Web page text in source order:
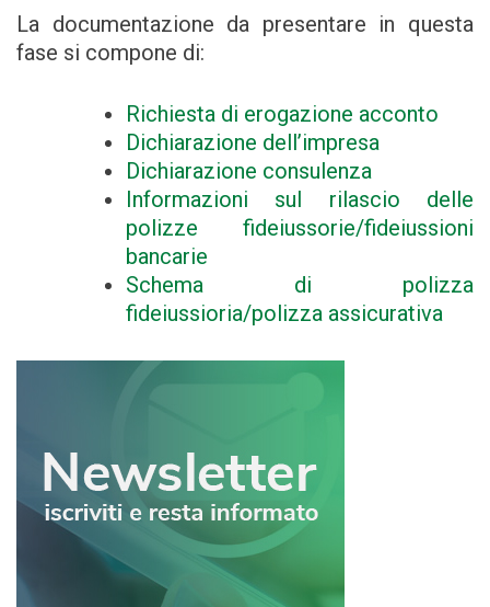
La documentazione da presentare in questa
fase si compone di:
Richiesta di erogazione acconto
Dichiarazione dell’impresa
Dichiarazione consulenza
Informazioni sul rilascio delle
polizze fideiussorie/fideiussioni
bancarie
Schema di polizza
fideiussioria/polizza assicurativa